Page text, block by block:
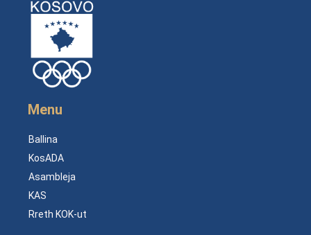
Menu
Ballina
KosADA
Asambleja
KAS
Rreth KOK-ut